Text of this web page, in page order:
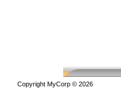
Copyright MyCorp © 2026